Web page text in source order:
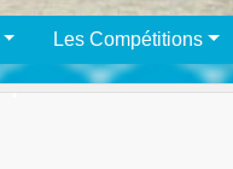
Les Compétitions
•